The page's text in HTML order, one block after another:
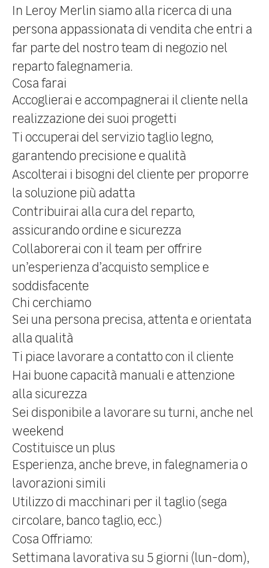
In Leroy Merlin siamo alla ricerca di una
persona appassionata di vendita che entri a
far parte del nostro team di negozio nel
reparto falegnameria.
Cosa farai
Accoglierai e accompagnerai il cliente nella
realizzazione dei suoi progetti
Ti occuperai del servizio taglio legno,
garantendo precisione e qualità
Ascolterai i bisogni del cliente per proporre
la soluzione più adatta
Contribuirai alla cura del reparto,
assicurando ordine e sicurezza
Collaborerai con il team per offrire
un’esperienza d’acquisto semplice e
soddisfacente
Chi cerchiamo
Sei una persona precisa, attenta e orientata
alla qualità
Ti piace lavorare a contatto con il cliente
Hai buone capacità manuali e attenzione
alla sicurezza
Sei disponibile a lavorare su turni, anche nel
weekend
Costituisce un plus
Esperienza, anche breve, in falegnameria o
lavorazioni simili
Utilizzo di macchinari per il taglio (sega
circolare, banco taglio, ecc.)
Cosa Offriamo:
Settimana lavorativa su 5 giorni (lun-dom),